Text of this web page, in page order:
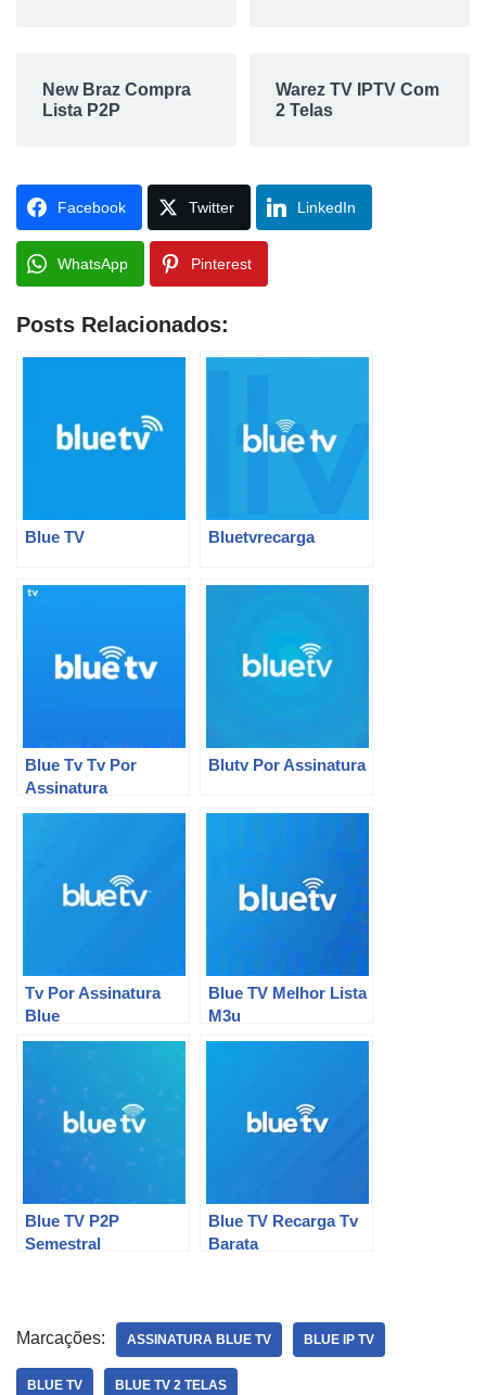
New Braz Compra
Lista P2P
Warez TV IPTV Com
2 Telas
Facebook Twitter LinkedIn
WhatsApp Pinterest
Posts Relacionados:
Blue TV Bluetvrecarga
Blue Tv Tv Por
Assinatura
Blutv Por Assinatura
Tv Por Assinatura
Blue
Blue TV Melhor Lista
M3u
Blue TV P2P
Semestral
Blue TV Recarga Tv
Barata
Marcações: ASSINATURA BLUE TV BLUE IP TV
BLUE TV BLUE TV 2 TELAS